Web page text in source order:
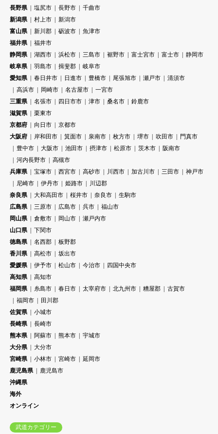
長野県
塩尻市 長野市
千曲市
新潟県
村上市
新潟市
富山県
新川郡 砺波市
魚津市
福井県
福井市
静岡県
湖西市 浜松市 三島市 裾野市 富士宮市 富士市
静岡市
岐阜県
羽島市 揖斐郡
岐阜市
愛知県
春日井市 日進市 豊橋市 尾張旭市 瀬戸市
清須市
高浜市
岡崎市 名古屋市
一宮市
三重県
名張市 四日市市 津市 桑名市
鈴鹿市
滋賀県
栗東市
京都府
向日市
京都市
大阪府
岸和田市 箕面市 泉南市 枚方市 堺市 吹田市
門真市
豊中市
大阪市 池田市 摂津市 松原市 茨木市
阪南市
河内長野市
高槻市
兵庫県
宝塚市 西宮市 高砂市 川西市 加古川市 三田市
神戸市
尼崎市
伊丹市 姫路市
川辺郡
奈良県
大和高田市 桜井市 奈良市
生駒市
広島県
三原市 広島市 呉市
福山市
岡山県
倉敷市 岡山市
瀬戸内市
山口県
下関市
徳島県
名西郡
板野郡
香川県
高松市
坂出市
愛媛県
伊予市 松山市 今治市
四国中央市
高知県
高知市
福岡県
糸島市 春日市 太宰府市 北九州市 糟屋郡
古賀市
福岡市
田川郡
佐賀県
小城市
長崎県
長崎市
熊本県
阿蘇市 熊本市
宇城市
大分県
大分市
宮崎県
小林市 宮崎市
延岡市
鹿児島県
鹿児島市
沖縄県
海外
オンライン
武道カテゴリー